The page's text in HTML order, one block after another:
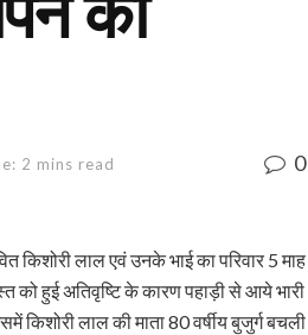
2 mins read 0
किशोरी लाल एवं उनके भाई का परिवार 5 माह
को हुई अतिवृष्टि के कारण पहाड़ी से आये भारी
किशोरी लाल की माता 80 वर्षीय बुजुर्ग बचली